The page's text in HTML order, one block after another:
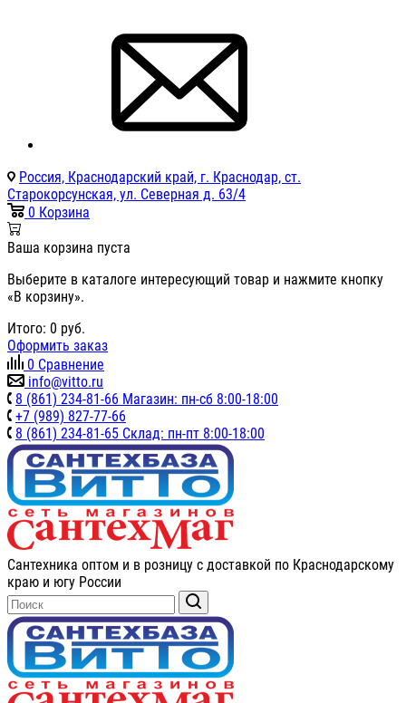
Россия, Краснодарский край, г. Краснодар, ст.
Старокорсунская, ул. Северная д. 63/4
0 Корзина
Ваша корзина пуста
Выберите в каталоге интересующий товар и нажмите кнопку
«В корзину».
Итого: 0 руб.
Оформить заказ
0 Сравнение
info@vitto.ru
8 (861) 234-81-66 Магазин: пн-сб 8:00-18:00
+7 (989) 827-77-66
8 (861) 234-81-65 Склад: пн-пт 8:00-18:00
Сантехника оптом и в розницу с доставкой по Краснодарскому
краю и югу России